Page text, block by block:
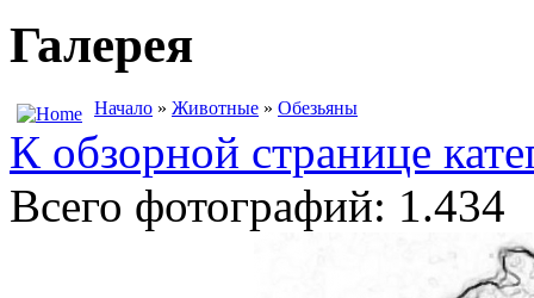
Галерея
Начало » Животные » Обезьяны
К обзорной странице
Всего фотографий: 1.434